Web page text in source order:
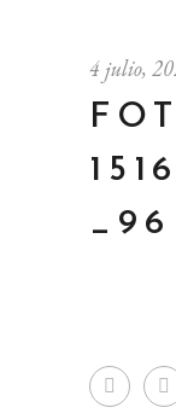
4 julio,
_96